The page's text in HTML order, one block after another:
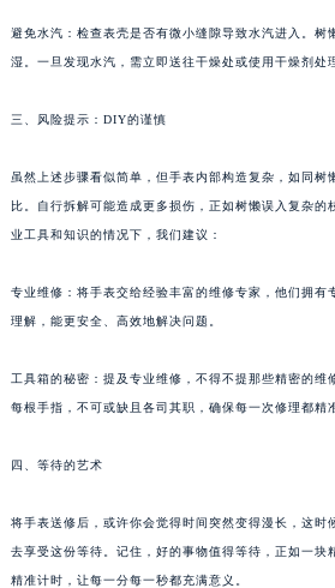
避免水汽：检查表壳是否有微小缝隙导致水汽进入。树
湿。一旦发现水汽，需立即送往干燥处或使用干燥剂处
三、风险提示：DIY的谨慎
虽然上述步骤看似简单，但手表内部构造复杂，如同树
比。自行拆解可能造成更多损伤，正如树懒误入复杂的
业工具和知识的情况下，我们建议：
专业维修：将手表交给经验丰富的维修专家，他们拥有
理解，能更安全、高效地解决问题。
工具箱的秘密：提及专业维修，不得不提那些精密的维
每根手指，不可或缺且各司其职，确保每一次修理都精
四、等待的艺术
将手表送修后，或许你会觉得时间突然变得漫长，这时
去享受这份等待。记住，好的事物值得等待，正如一块
精准计时，让每一分每一秒都充满意义。